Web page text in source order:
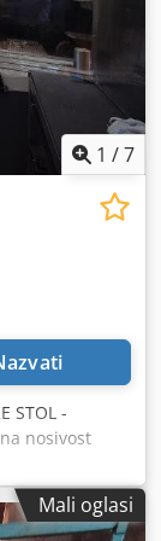
1 /7
STOL -
nosivost
1100 [mm]
alata: ISO50 *
Mali oglasi